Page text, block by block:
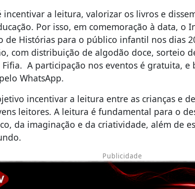
incentivar a leitura, valorizar os livros e
Por isso, em comemoração à data, o
de Histórias para o público infantil nos dias
com distribuição de algodão doce, sorteio
Fifia. A participação nos eventos é gratuita, e
WhatsApp.
incentivar a leitura entre as crianças e
leitores. A leitura é fundamental para o
da imaginação e da criatividade, além de
Publicidade